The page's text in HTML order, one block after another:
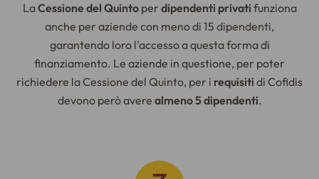
LaCessione del Quinto per dipendenti privati funziona
anche per aziende con meno di 15 dipendenti,
garantendo loro l'accesso a questa forma di
finanziamento. Le aziende in questione, per poter
richiedere la Cessione del Quinto, per i requisiti di Cofidis
devono però avere almeno 5 dipendenti.